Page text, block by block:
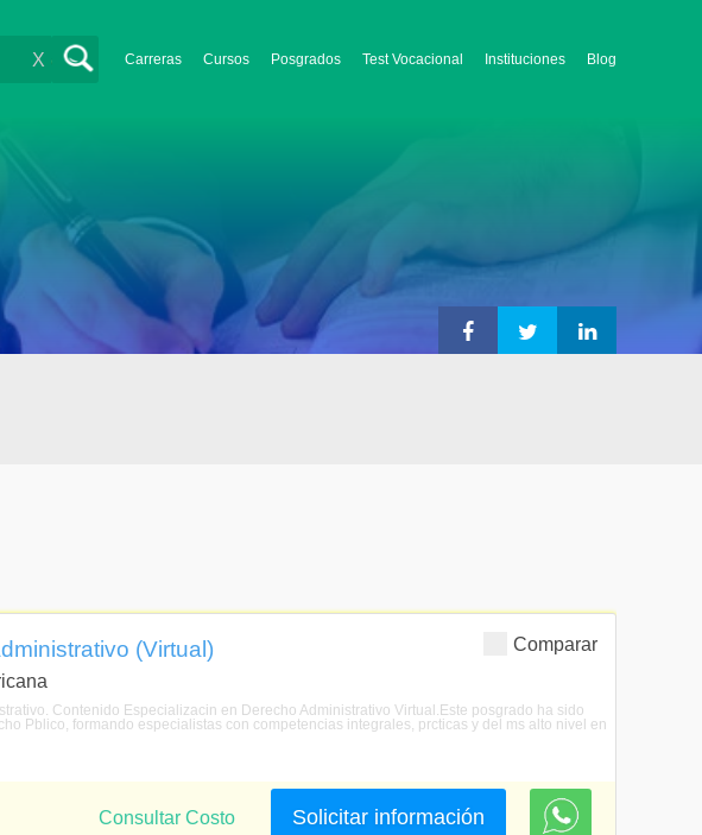
Carreras Cursos Posgrados Test Vocacional Instituciones Blog
X
Comparar
(Virtual)
Contenido Especializacin en Derecho Administrativo Virtual.Este posgrado ha sido
Pblico, formando especialistas con competencias integrales, prcticas y del ms alto nivel en
Solicitar información
Consultar Costo